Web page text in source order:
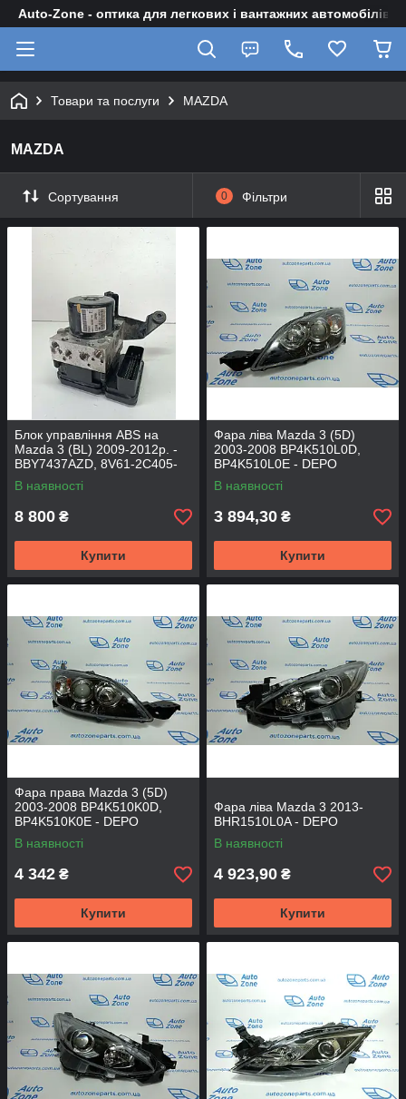
Auto-Zone - оптика для легкових і вантажних автомобілів
Товари та послуги MAZDA
MAZDA
Сортування 0 Фільтри
Блок управління ABS на
Mazda 3 (BL) 2009-2012р. -
BBY7437AZD, 8V61-2C405-
AG
В наявності
8 800 ₴
Купити
Фара ліва Mazda 3 (5D)
2003-2008 BP4K510L0D,
BP4K510L0E - DEPO
В наявності
3 894,30 ₴
Купити
Фара права Mazda 3 (5D)
2003-2008 BP4K510K0D,
BP4K510K0E - DEPO
В наявності
4 342 ₴
Купити
Фара ліва Mazda 3 2013-
BHR1510L0A - DEPO
В наявності
4 923,90 ₴
Купити